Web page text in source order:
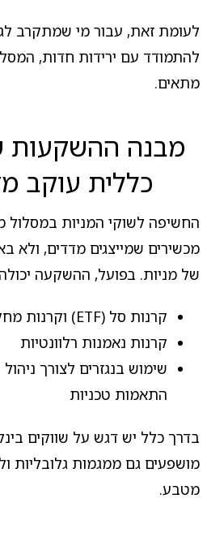
לעומת זאת, עבור מי שמתקרב
להתמודד עם ירידות חדות,
מתאים.
מבנה ההשקעות
כללית עוקב
החשיפה לשוקי המניות
מכשירים שמייצגים מדדים, ולא
של מניות. בפועל, ההשקעה
קרנות סל (ETF) וקרנות מחקות מדדים
קרנות נאמנות רלוונטיות
שימוש בנגזרים לצורך
התאמות טכניות
בדרך כלל יש דגש על שווקים
מושפעים גם ממגמות גלובליות
מטבע.